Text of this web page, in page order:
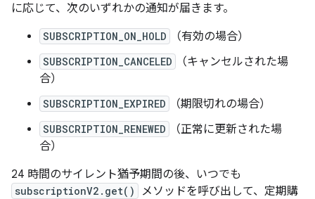
に応じて、次のいずれかの通知が届きます。
SUBSCRIPTION_ON_HOLD （有効の場合）
SUBSCRIPTION_CANCELED
（キャンセルされた場
合）
SUBSCRIPTION_EXPIRED （期限切れの場合）
SUBSCRIPTION_RENEWED
（正常に更新された場
合）
24 時間のサイレント猶予期間の後、いつでも
subscriptionV2.get()
メソッドを呼び出して、定期購